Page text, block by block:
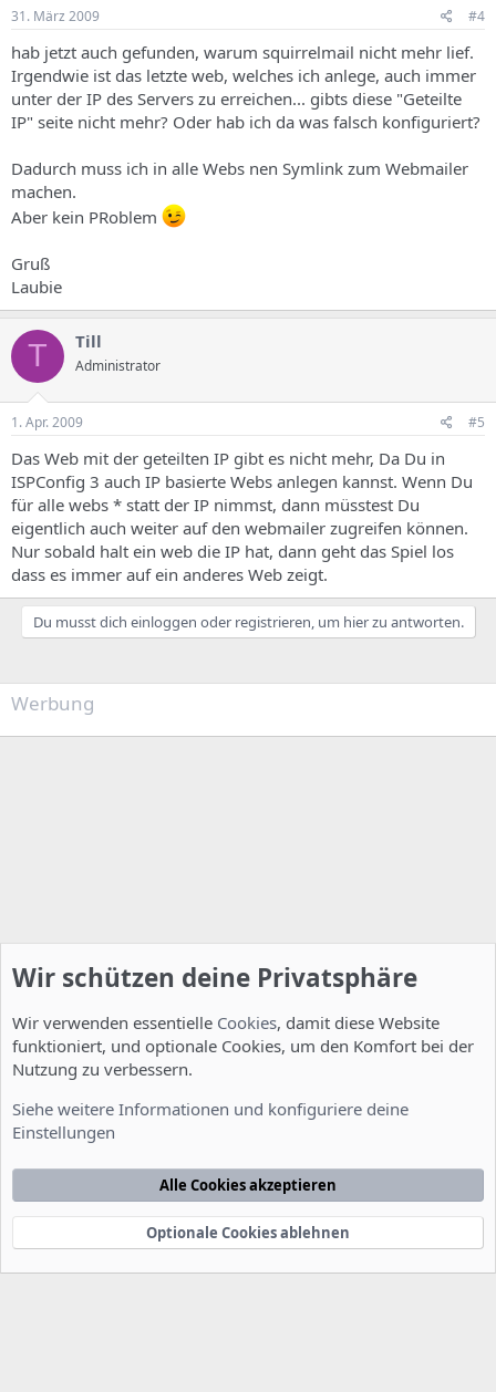
31. März 2009 #4
hab jetzt auch gefunden, warum squirrelmail nicht mehr lief.
Irgendwie ist das letzte web, welches ich anlege, auch immer
unter der IP des Servers zu erreichen... gibts diese "Geteilte
IP" seite nicht mehr? Oder hab ich da was falsch konfiguriert?
Dadurch muss ich in alle Webs nen Symlink zum Webmailer
machen.
Aber kein PRoblem
Gruß
Laubie
T Till
Administrator
1. Apr. 2009 #5
Das Web mit der geteilten IP gibt es nicht mehr, Da Du in
ISPConfig 3 auch IP basierte Webs anlegen kannst. Wenn Du
für alle webs * statt der IP nimmst, dann müsstest Du
eigentlich auch weiter auf den webmailer zugreifen können.
Nur sobald halt ein web die IP hat, dann geht das Spiel los
dass es immer auf ein anderes Web zeigt.
Du musst dich einloggen oder registrieren, um hier zu antworten.
Werbung
Nutzungsbedingungen Datenschutzerklärung
Startseite
e
Community platform by XenForo® © 2010-2022 XenForo Ltd.
xenDach©2010-2014
Wir schützen deine Privatsphäre
Wir verwenden essentielle Cookies, damit diese Website
funktioniert, und optionale Cookies, um den Komfort bei der
Nutzung zu verbessern.
Siehe weitere Informationen und konfiguriere deine
Einstellungen
Alle Cookies akzeptieren
Optionale Cookies ablehnen